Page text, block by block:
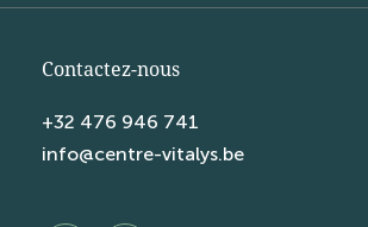
Contactez-nous
+32 476 946 741
info@centre-vitalys.be